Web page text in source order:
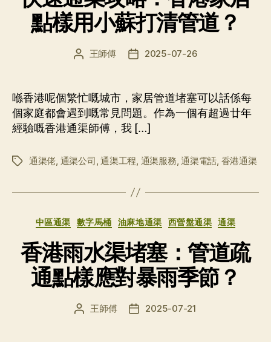
點樣用小蘇打清管道？
文
者
王師傅
发
期
2025-07-26
喺香港呢個繁忙嘅城市，家居管道堵塞可以話係每
個家庭都會遇到嘅常見問題。作為一個有超過廿年
經驗嘅香港通渠師傅，我 […]
标
通渠佬, 通渠公司,通渠工程, 通渠服務,通渠電話, 香港通渠
分
中區通渠 數字馬桶 油麻地通渠 西營盤通渠 通渠
香港雨水渠堵塞：管道疏
通點樣應對暴雨季節？
文 王師傅
发 2025-07-21